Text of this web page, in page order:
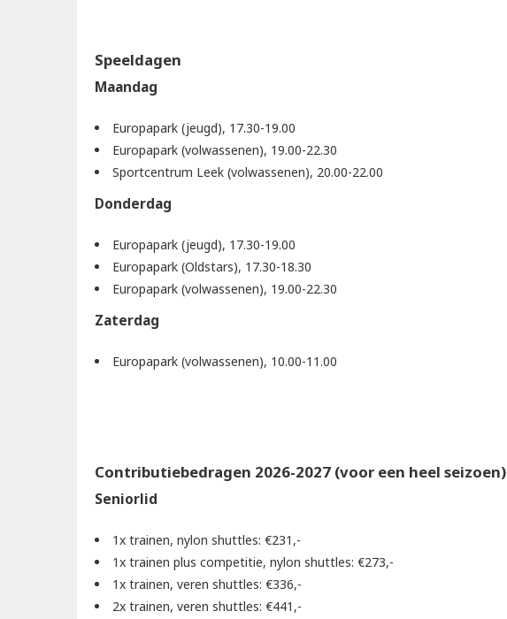
Speeldagen
Maandag
Europapark (jeugd), 17.30-19.00
Europapark (volwassenen), 19.00-22.30
Sportcentrum Leek (volwassenen), 20.00-22.00
Donderdag
Europapark (jeugd), 17.30-19.00
Europapark (Oldstars), 17.30-18.30
Europapark (volwassenen), 19.00-22.30
Zaterdag
Europapark (volwassenen), 10.00-11.00
Contributiebedragen 2026-2027 (voor een heel seizoen)
Seniorlid
1x trainen, nylon shuttles: €231,-
1x trainen plus competitie, nylon shuttles: €273,-
1x trainen, veren shuttles: €336,-
2x trainen, veren shuttles: €441,-